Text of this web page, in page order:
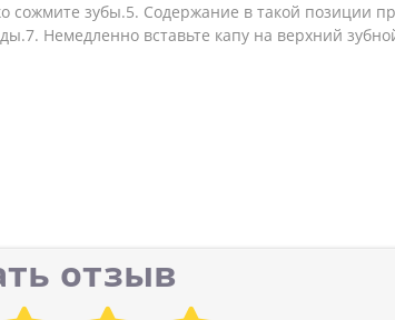
сожмите зубы.5. Содержание в такой позиции
Немедленно вставьте капу на верхний
отзыв